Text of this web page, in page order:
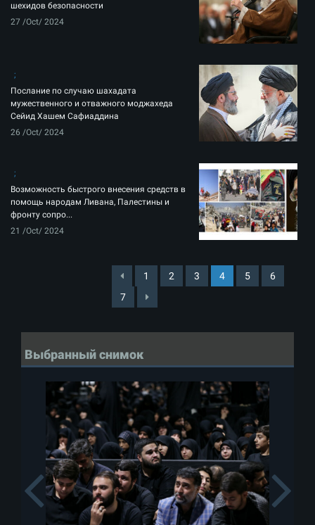
шехидов безопасности
27 /Oct/ 2024
Послание по случаю шахадата
мужественного и отважного моджахеда
Сейид Хашем Сафиаддина
26 /Oct/ 2024
Возможность быстрого внесения средств в
помощь народам Ливана, Палестины и
фронту сопро...
21 /Oct/ 2024
1 2 3 4 5
6
7
Выбранный снимок
Previous